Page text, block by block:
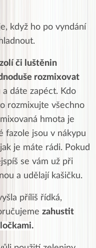
když ho po vyndání
či luštěnin
rozmixovat
dáte zapéct. Kdo
rozmixujte všechno
hmota je
fazole jsou v nákypu
je máte rádi. Pokud
se vám už při
a udělají kašičku.
příliš řídká,
zahustit